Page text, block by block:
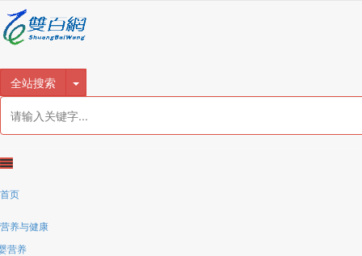
全站搜索
首页
营养与健康
营养